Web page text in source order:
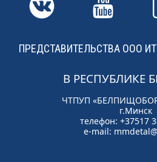
ПРЕДСТАВИТЕЛЬСТВА ООО
В РЕСПУБЛИКЕ
ЧТПУП
г.Минск
телефон: +37517
e-mail: